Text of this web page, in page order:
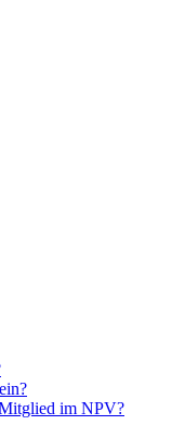
im NPV?